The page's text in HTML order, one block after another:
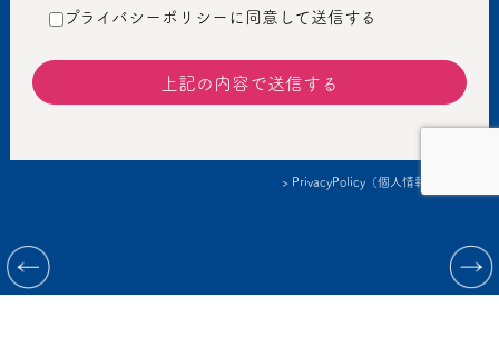
保護に十分注意し、個人情報の保護に関する法律および管
義務を持って適切に取り扱うものとし、不正アクセス、不
正利用などの防止に努めます。
プライバシーポリシーに同意して送信する
> PrivacyPolicy（個人情報保護方針）